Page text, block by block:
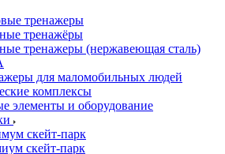
тренажеры
тренажёры
тренажеры (нержавеющая сталь)
для маломобильных людей
комплексы
элементы и оборудование
скейт-парк
скейт-парк